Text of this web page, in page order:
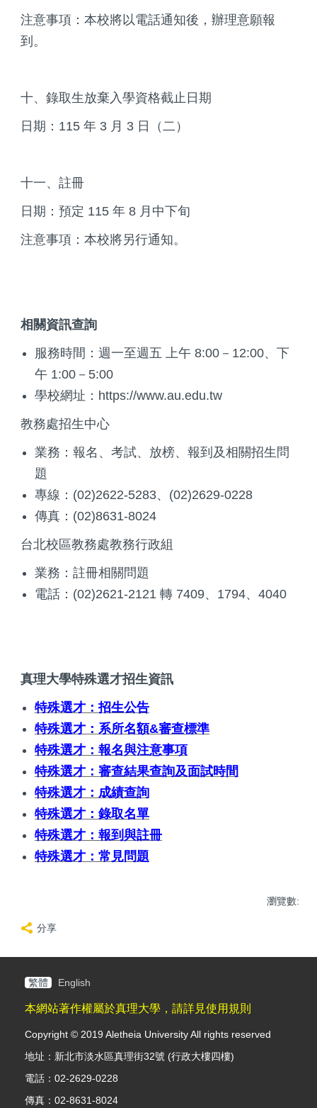
注意事項：本校將以電話通知後，辦理意願報
到。
十、錄取生放棄入學資格截止日期
日期：115 年 3 月 3 日（二）
十一、註冊
日期：預定 115 年 8 月中下旬
注意事項：本校將另行通知。
相關資訊查詢
服務時間：週一至週五 上午 8:00－12:00、下
午 1:00－5:00
學校網址：https://www.au.edu.tw
教務處招生中心
業務：報名、考試、放榜、報到及相關招生問
題
專線：(02)2622-5283、(02)2629-0228
傳真：(02)8631-8024
台北校區教務處教務行政組
業務：註冊相關問題
電話：(02)2621-2121 轉 7409、1794、4040
真理大學特殊選才招生資訊
特殊選才：招生公告
特殊選才：系所名額&審查標準
特殊選才：報名與注意事項
特殊選才：審查結果查詢及面試時間
特殊選才：成績查詢
特殊選才：錄取名單
特殊選才：報到與註冊
特殊選才：常見問題
瀏覽數:
分享
繁體 English
本網站著作權屬於真理大學，請詳見使用規則
Copyright © 2019 Aletheia University All rights reserved
地址：新北市淡水區真理街32號 (行政大樓四樓)
電話：02-2629-0228
傳真：02-8631-8024